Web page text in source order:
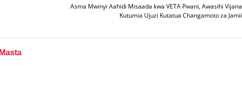
Asma Mwinyi Aahidi Misaada kwa VETA Pwani, Awasihi Vijana
Kutumia Ujuzi Kutatua Changamoto za Jamii